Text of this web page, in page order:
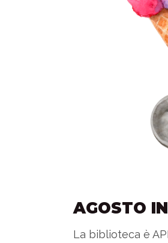
AGOSTO
La biblioteca è